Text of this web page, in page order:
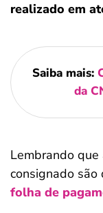
realizado em
Saiba mais:
da
Lembrando
consignado são
folha de